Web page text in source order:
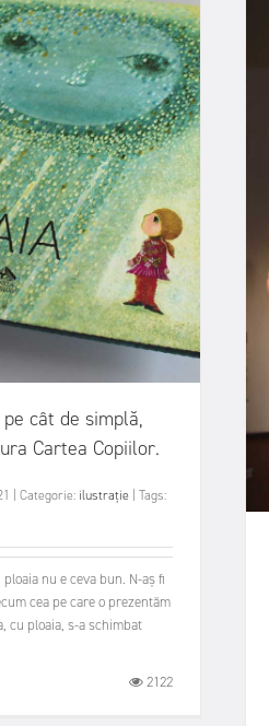
cât de simplă,
Cartea Copiilor.
Categorie: ilustrație
Tags:
nu e ceva bun. N-aș fi
cea pe care o prezentăm
cu ploaia, s-a schimbat
2122